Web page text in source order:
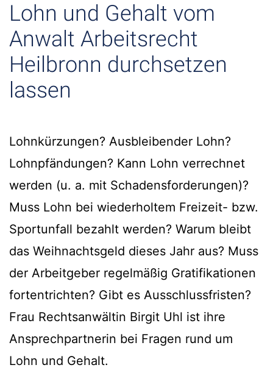
Lohn und Gehalt vom
Anwalt Arbeitsrecht
Heilbronn durchsetzen
lassen
Lohnkürzungen? Ausbleibender Lohn?
Lohnpfändungen? Kann Lohn verrechnet
werden (u. a. mit Schadensforderungen)?
Muss Lohn bei wiederholtem Freizeit- bzw.
Sportunfall bezahlt werden? Warum bleibt
das Weihnachtsgeld dieses Jahr aus? Muss
der Arbeitgeber regelmäßig Gratifikationen
fortentrichten? Gibt es Ausschlussfristen?
Frau Rechtsanwältin Birgit Uhl ist ihre
Ansprechpartnerin bei Fragen rund um
Lohn und Gehalt.